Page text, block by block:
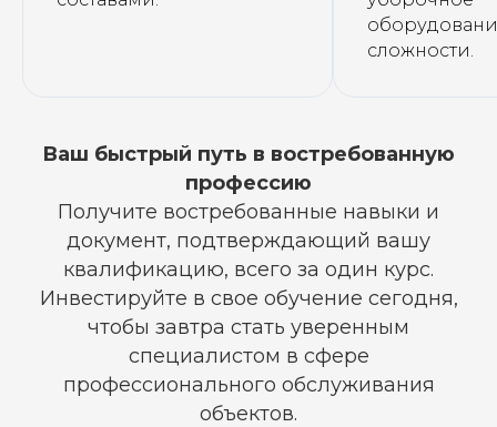
сложности.
Ваш быстрый путь в востребованную
профессию
Получите востребованные навыки и
документ, подтверждающий вашу
квалификацию, всего за один курс.
Инвестируйте в свое обучение сегодня,
чтобы завтра стать уверенным
специалистом в сфере
профессионального обслуживания
объектов.